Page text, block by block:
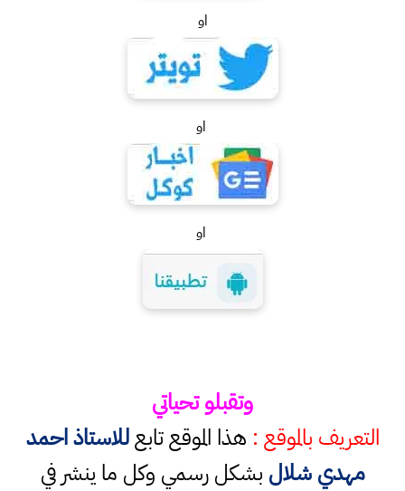
او
او
او
وتقبلو تحياتي
التعريف بالموقع : هذا الموقع تابعللاستاذ احمد
مهدي شلال بشكل رسمي وكل ما ينشر في